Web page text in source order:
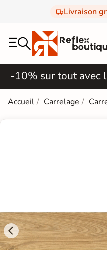
Livraison
-10% sur tout avec
Accueil Carrelage